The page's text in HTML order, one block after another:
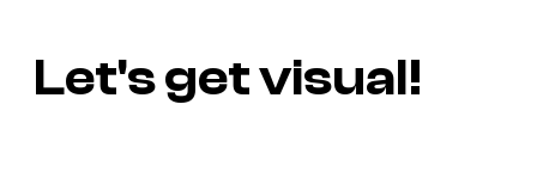
Let's get visual!